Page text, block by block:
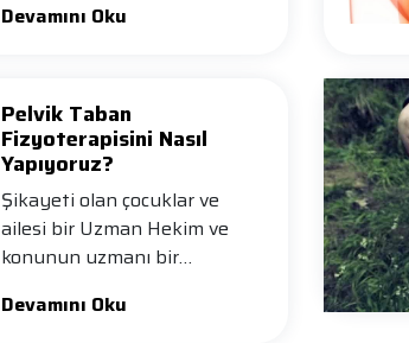
Devamını Oku
Pelvik Taban
Fizyoterapisini Nasıl
Yapıyoruz?
Şikayeti olan çocuklar ve
ailesi bir Uzman Hekim ve
konunun uzmanı bir
Devamını Oku